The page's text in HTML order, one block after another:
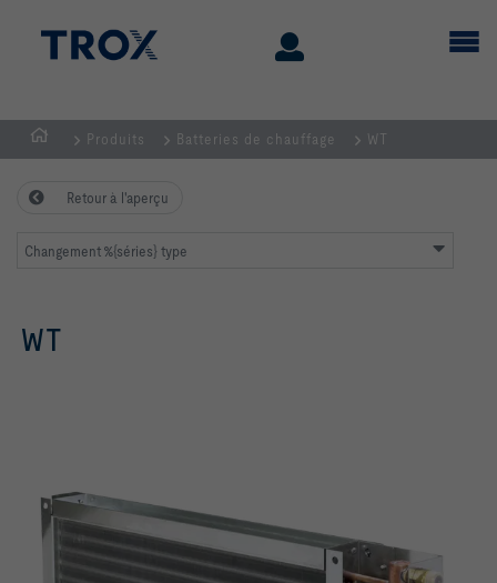
Page
d'accueil
Produits Batteries de chauffage WT
Retour à l'aperçu
Changement %{séries} type
WT